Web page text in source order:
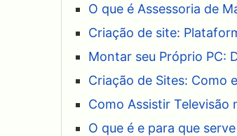
O que é Assessoria de
Criação de site:
Montar seu Próprio PC:
Criação de Sites: Como
Como Assistir Televisão
O que é e para que